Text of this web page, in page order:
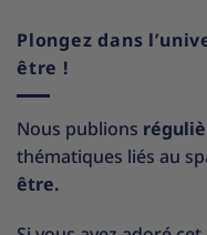
Plongez dans
être !
Nous publions
thématiques liés au
être.